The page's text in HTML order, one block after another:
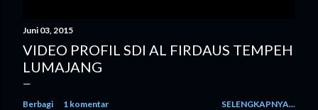
Juni 03, 2015
VIDEO PROFIL SDI AL FIRDAUS TEMPEH
LUMAJANG
Berbagi 1 komentar SELENGKAPNYA...